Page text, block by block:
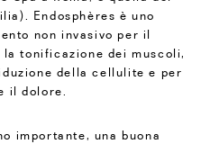
Endosphères è uno
non invasivo per il
tonificazione dei muscoli,
della cellulite e per
il dolore.
importante, una buona